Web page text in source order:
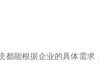
都能根据企业的具体需求